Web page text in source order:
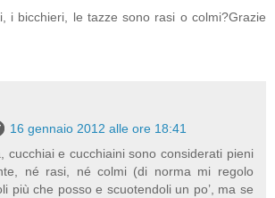
i bicchieri, le tazze sono rasi o colmi?Grazie
16 gennaio 2012 alle ore 18:41
cucchiai e cucchiaini sono considerati pieni
né rasi, né colmi (di norma mi regolo
più che posso e scuotendoli un po’, ma se